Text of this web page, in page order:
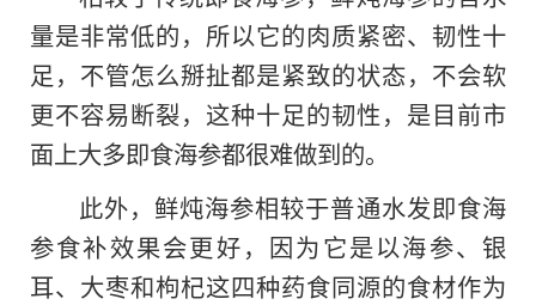
量是非常低的，所以它的肉质紧密、韧性十
足，不管怎么掰扯都是紧致的状态，不会软
更不容易断裂，这种十足的韧性，是目前市
面上大多即食海参都很难做到的。
此外，鲜炖海参相较于普通水发即食海
参食补效果会更好，因为它是以海参、银
耳、大枣和枸杞这四种药食同源的食材作为